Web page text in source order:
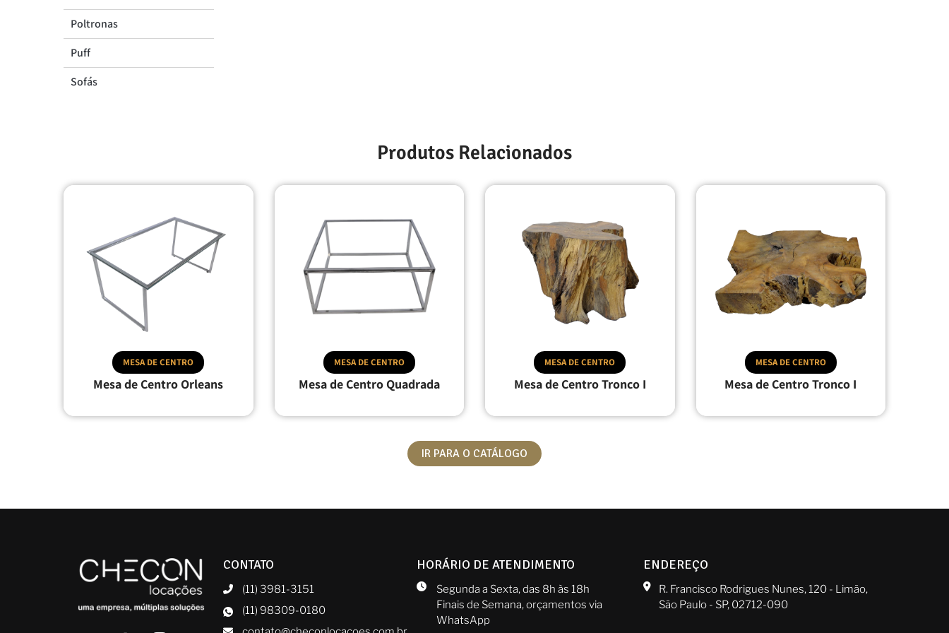
Poltronas
Puff
Sofás
Produtos Relacionados
Mesa de Centro Orleans
MESA DE CENTRO
Mesa de Centro Quadrada
MESA DE CENTRO
Mesa de Centro Tronco I
MESA DE CENTRO
Mesa de Centro Tronco I
MESA DE CENTRO
IR PARA O CATÁLOGO
CONTATO
(11) 3981-3151
(11) 98309-0180
HORÁRIO DE ATENDIMENTO
Segunda a Sexta, das 8h às 18h
Finais de Semana, orçamentos via
WhatsApp
ENDEREÇO
R. Francisco Rodrigues Nunes, 120 - Limão,
São Paulo - SP, 02712-090